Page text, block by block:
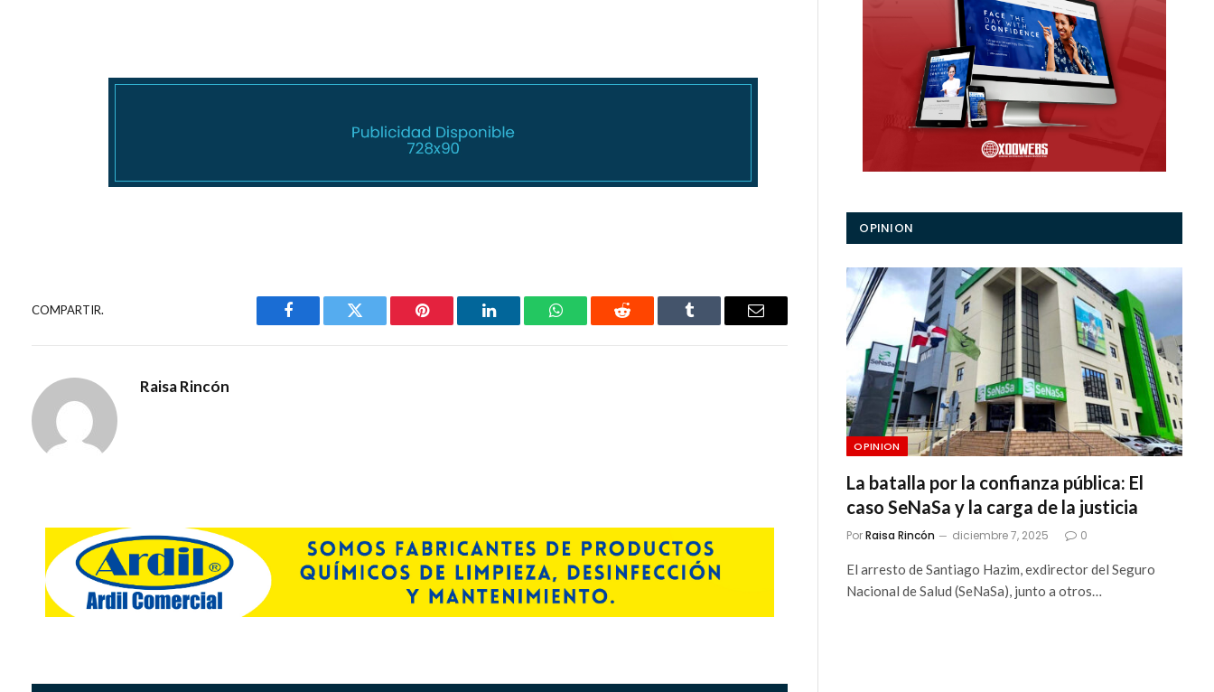
COMPARTIR.
Facebook Gorjeo Pinterest LinkedIn WhatsAppReddit Tumblr
Correo
Raisa Rincón
OPINION
OPINION
La batalla por la confianza pública: El
caso SeNaSa y la carga de la justicia
PorRaisa Rincón diciembre 7, 2025 0
El arresto de Santiago Hazim, exdirector del Seguro
Nacional de Salud (SeNaSa), junto a otros…